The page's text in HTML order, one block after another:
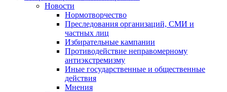
Новости
Нормотворчество
Преследования организаций, СМИ и
частных лиц
Избирательные кампании
Противодействие неправомерному
антиэкстремизму
Иные государственные и общественные
действия
Мнения